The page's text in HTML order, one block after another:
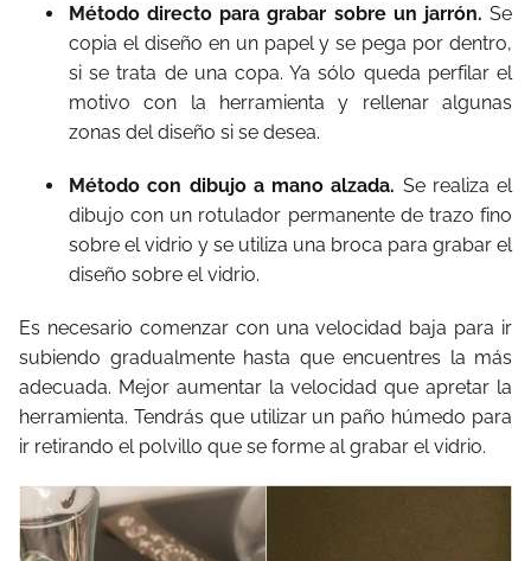
Método directo para grabar sobre un jarrón. Se
copia el diseño en un papel y se pega por dentro,
si se trata de una copa. Ya sólo queda perfilar el
motivo con la herramienta y rellenar algunas
zonas del diseño si se desea.
Método con dibujo a mano alzada. Se realiza el
dibujo con un rotulador permanente de trazo fino
sobre el vidrio y se utiliza una broca para grabar el
diseño sobre el vidrio.
Es necesario comenzar con una velocidad baja para ir
subiendo gradualmente hasta que encuentres la más
adecuada. Mejor aumentar la velocidad que apretar la
herramienta. Tendrás que utilizar un paño húmedo para
ir retirando el polvillo que se forme al grabar el vidrio.